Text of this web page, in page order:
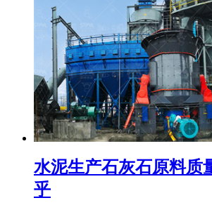
水泥生产石灰石原料质
乎